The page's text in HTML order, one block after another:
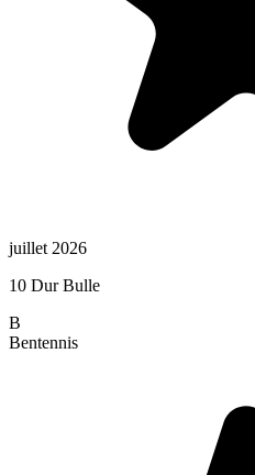
juillet 2026
10 Dur Bulle
B
Bentennis